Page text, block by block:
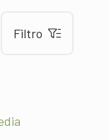
Filtro